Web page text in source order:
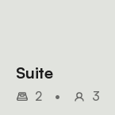
Suite
2 •
3